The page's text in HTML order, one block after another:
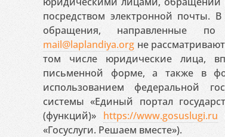
посредством электронной почты.
обращения, направленные
mail@laplandiya.org не
том числе юридические лица,
письменной форме, а также в
использованием федеральной
системы «Единый портал
(функций)» https://www.gosuslugi.ru
«Госуслуги. Решаем вместе»).